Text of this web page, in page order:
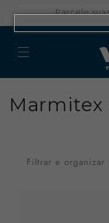
para o
conteúdo
Parcele
C
Marmitex
Filtrar e organizar